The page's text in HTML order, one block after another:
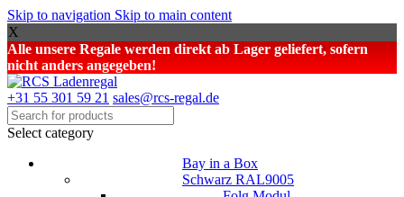
Skip to navigation Skip to main content
X
Alle unsere Regale werden direkt ab Lager geliefert, sofern
nicht anders angegeben!
+31 55 301 59 21 sales@rcs-regal.de
Select category
Bay in a Box
Schwarz RAL9005